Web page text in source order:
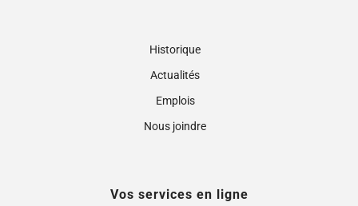
Historique
Actualités
Emplois
Nous joindre
Vos services en ligne